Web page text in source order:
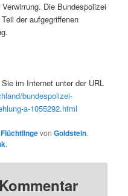
Die Bundespolizei
der aufgegriffenen
im Internet unter der URL
bundespolizei-
a-1055292.html
FlüchtlingevonGoldstein.
.